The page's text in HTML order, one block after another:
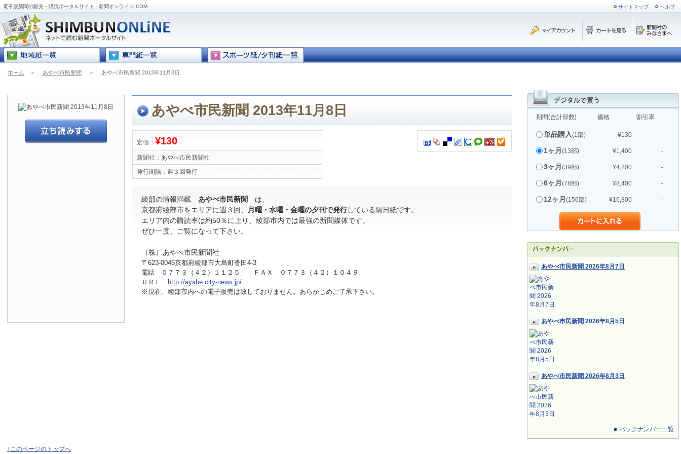
電子版新聞の販売・購読ポータルサイト - 新聞オンライン.COM サイトマップ ヘルプ
ホーム ＞ あやべ市民新聞 ＞ あやべ市民新聞 2013年11月8日
期間(合計部数) 価格 割引率
単品購入(1部) ¥130 -
1ヶ月 (13部) ¥1,400 -
3ヶ月 (39部) ¥4,200 -
6ヶ月 (78部) ¥8,400 -
12ヶ月 (156部) ¥16,800 -
あやべ市民新聞 2026年8月7日
あやべ市民新聞 2026年8月5日
あやべ市民新聞 2026年8月3日
バックナンバー一覧
あやべ市民新聞 2013年11月8日
定価： ¥130
新聞社： あやべ市民新聞社
発行間隔： 週３回発行
綾部の情報満載 あやべ市民新聞 は、
京都府綾部市をエリアに週３回、
月曜・水曜・金曜の夕刊で発行している隔日紙です。
エリア内の購読率は約50％に上り、綾部市内では最強の新聞媒体です。
ぜひ一度、ご覧になって下さい。
（株）あやべ市民新聞社
〒623-0046京都府綾部市大島町沓田4-3
電話 ０７７３（４２）１１２５ ＦＡＸ ０７７３（４２）１０４９
ＵＲＬ
http://ayabe.city-news.jp/
※現在、綾部市内への電子販売は致しておりません。あらかじめご了承下さい。
↑このページのトップへ